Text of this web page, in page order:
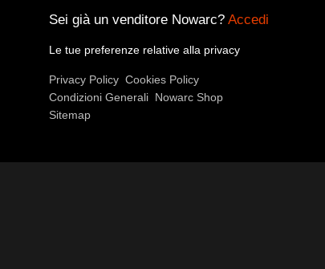
Sei già un venditore Nowarc? Accedi
Le tue preferenze relative alla privacy
Privacy Policy Cookies Policy
Condizioni Generali Nowarc Shop
Sitemap